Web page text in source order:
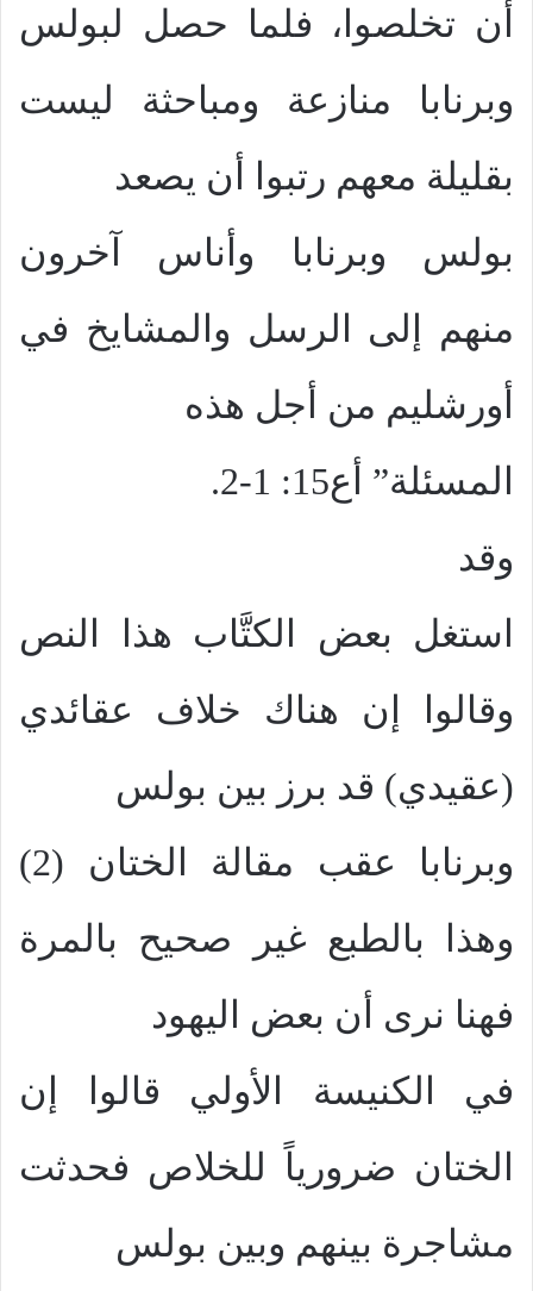
أن تخلصوا، فلما حصل لبولس
وبرنابا منازعة ومباحثة ليست
بقليلة معهم رتبوا أن يصعد
بولس وبرنابا وأناس آخرون
منهم إلى الرسل والمشايخ في
أورشليم من أجل هذه
المسئلة” أع15: 1-2.
وقد
استغل بعض الكتَّاب هذا النص
وقالوا إن هناك خلاف عقائدي
(عقيدي) قد برز بين بولس
وبرنابا عقب مقالة الختان (2)
وهذا بالطبع غير صحيح بالمرة
فهنا نرى أن بعض اليهود
في الكنيسة الأولي قالوا إن
الختان ضرورياً للخلاص فحدثت
مشاجرة بينهم وبين بولس